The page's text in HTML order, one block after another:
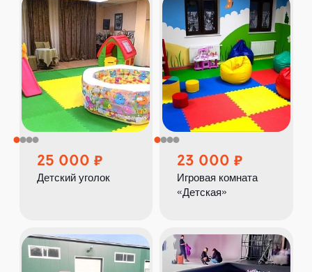
25 000
Детский уголок
23 000
Игровая комната
«Детская»